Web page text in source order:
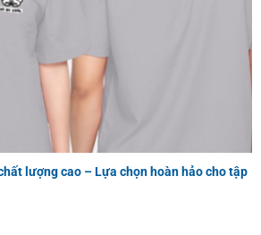
lượng cao – Lựa chọn hoàn hảo cho tập